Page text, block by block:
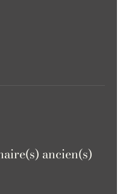
ancien(s)